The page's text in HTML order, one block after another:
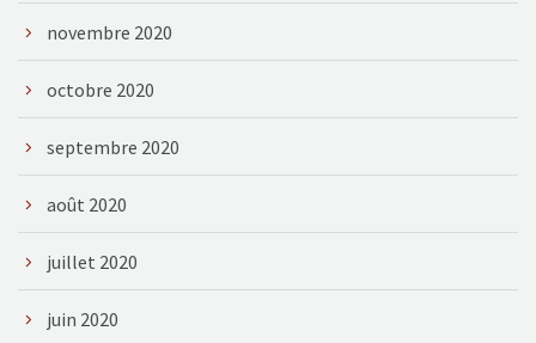
novembre 2020
octobre 2020
septembre 2020
août 2020
juillet 2020
juin 2020